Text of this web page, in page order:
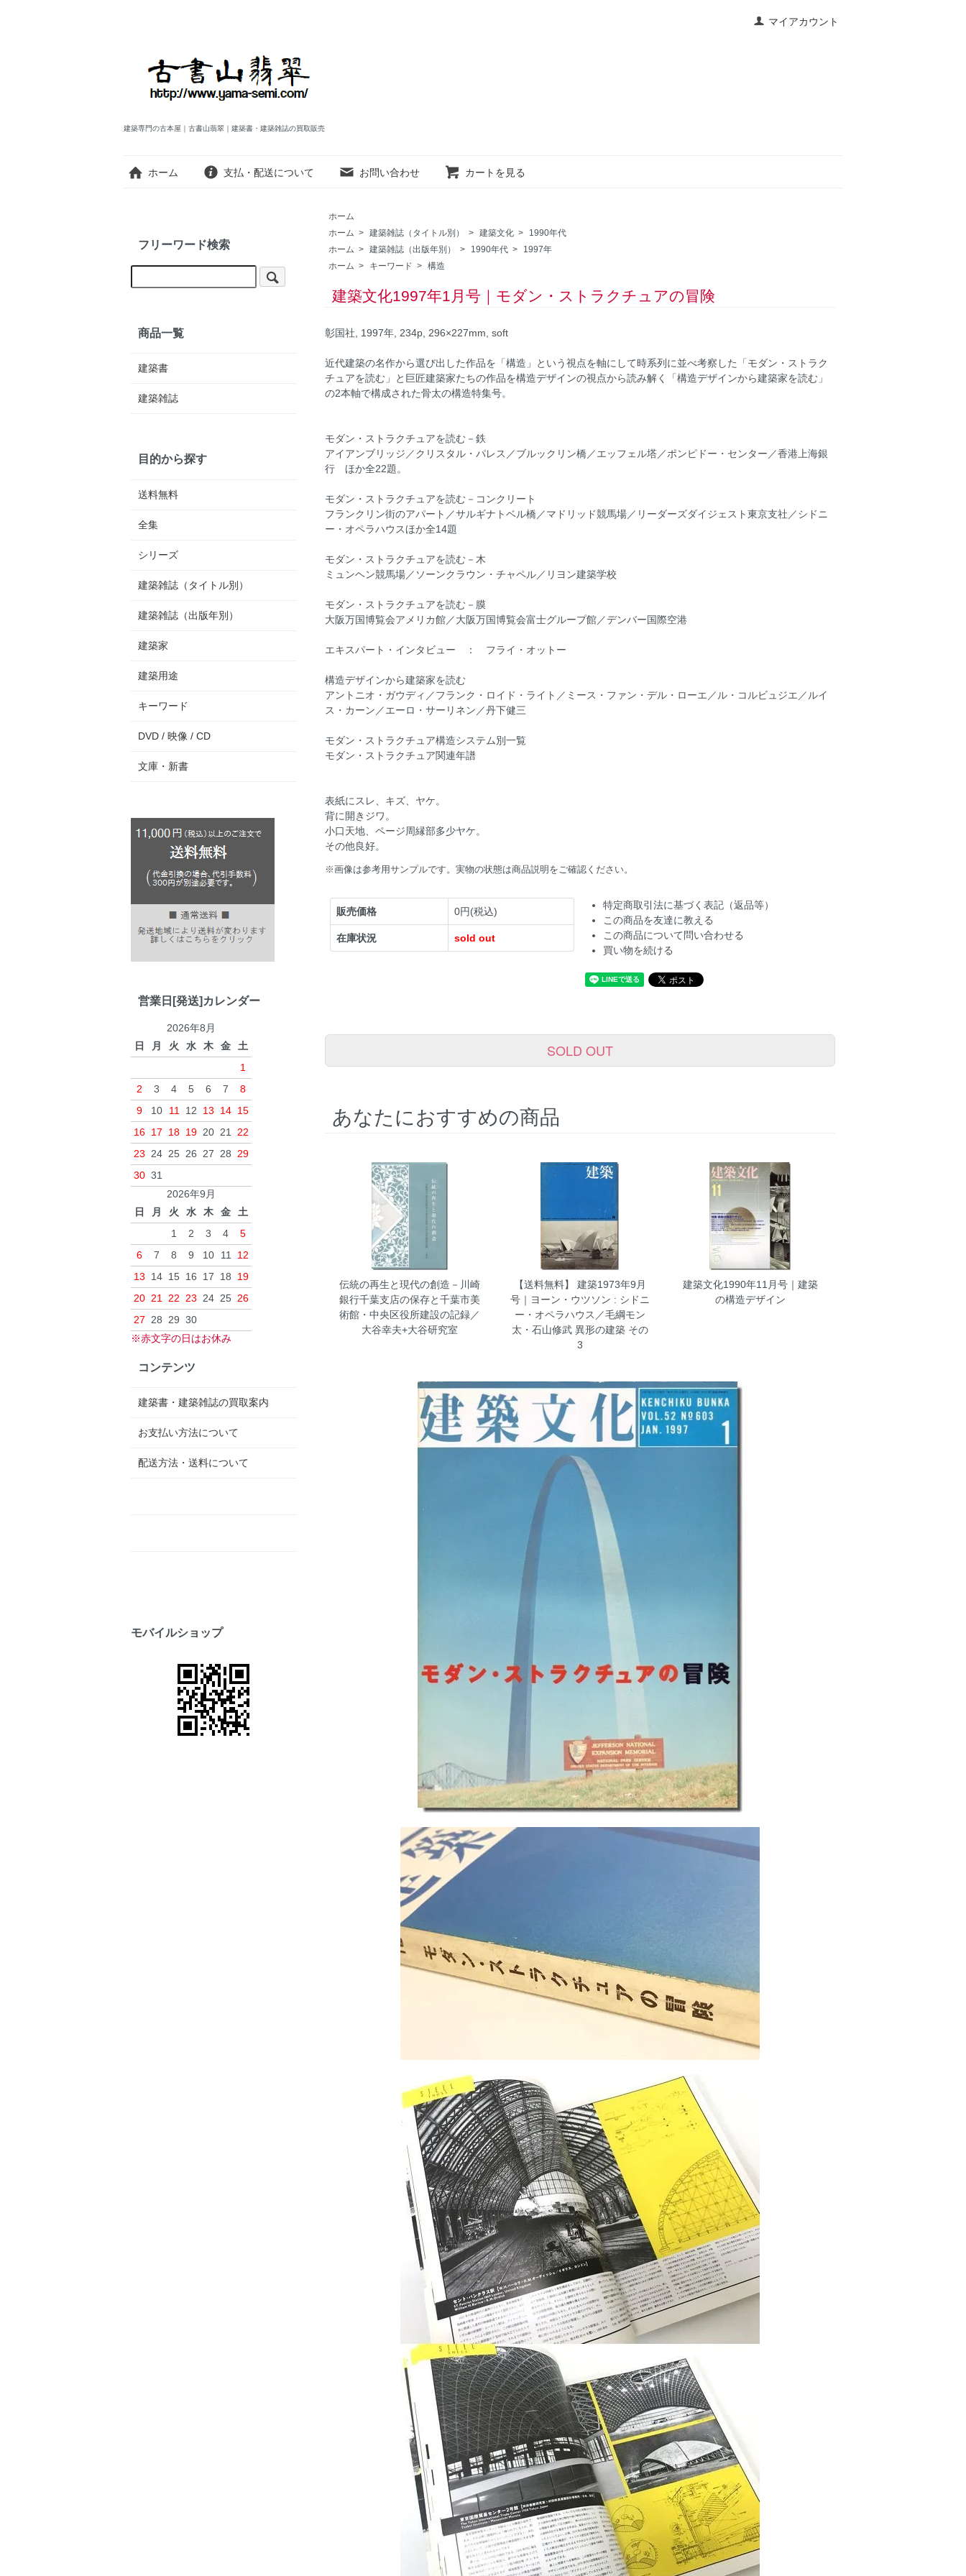
マイアカウント
建築専門の古本屋｜古書山翡翠｜建築書・建築雑誌の買取販売
ホーム 支払・配送について お問い合わせ カートを見る
ホーム
ホーム > 建築雑誌（タイトル別） > 建築文化 >
1990年代
ホーム > 建築雑誌（出版年別） > 1990年代 >
1997年
ホーム > キーワード > 構造
建築文化1997年1月号｜モダン・ストラクチュアの冒険
彰国社, 1997年, 234p, 296×227mm, soft
近代建築の名作から選び出した作品を「構造」という視点を軸にして時系列に並べ考察した「モダン・ストラク
チュアを読む」と巨匠建築家たちの作品を構造デザインの視点から読み解く「構造デザインから建築家を読む」
の2本軸で構成された骨太の構造特集号。
モダン・ストラクチュアを読む－鉄
アイアンブリッジ／クリスタル・パレス／ブルックリン橋／エッフェル塔／ポンピドー・センター／香港上海銀
行 ほか全22題。
モダン・ストラクチュアを読む－コンクリート
フランクリン街のアパート／サルギナトベル橋／マドリッド競馬場／リーダーズダイジェスト東京支社／シドニ
ー・オペラハウスほか全14題
モダン・ストラクチュアを読む－木
ミュンヘン競馬場／ソーンクラウン・チャペル／リヨン建築学校
モダン・ストラクチュアを読む－膜
大阪万国博覧会アメリカ館／大阪万国博覧会富士グループ館／デンバー国際空港
エキスパート・インタビュー ： フライ・オットー
構造デザインから建築家を読む
アントニオ・ガウディ／フランク・ロイド・ライト／ミース・ファン・デル・ローエ／ル・コルビュジエ／ルイ
ス・カーン／エーロ・サーリネン／丹下健三
モダン・ストラクチュア構造システム別一覧
モダン・ストラクチュア関連年譜
表紙にスレ、キズ、ヤケ。
背に開きジワ。
小口天地、ページ周縁部多少ヤケ。
その他良好。
※画像は参考用サンプルです。実物の状態は商品説明をご確認ください。
販売価格 0円(税込)
在庫状況 sold out
特定商取引法に基づく表記（返品等）
この商品を友達に教える
この商品について問い合わせる
買い物を続ける
SOLD OUT
あなたにおすすめの商品
伝統の再生と現代の創造－川崎
銀行千葉支店の保存と千葉市美
術館・中央区役所建設の記録／
大谷幸夫+大谷研究室
【送料無料】 建築1973年9月
号｜ヨーン・ウツソン : シドニ
ー・オペラハウス／毛綱モン
太・石山修武 異形の建築 その
3
建築文化1990年11月号｜建築
の構造デザイン
フリーワード検索
商品一覧
建築書
建築雑誌
目的から探す
送料無料
全集
シリーズ
建築雑誌（タイトル別）
建築雑誌（出版年別）
建築家
建築用途
キーワード
DVD / 映像 / CD
文庫・新書
営業日[発送]カレンダー
2026年8月
日
月 火 水 木 金
土
1
2
3 4 5 6 7
8
9
10 11 12 13 14 15
16 17 18 19 20 21 22
23 24 25 26 27 28 29
30 31
2026年9月
日
月 火 水 木 金
土
1
2 3 4
5
6
7 8 9 10 11
12
13
14 15 16 17 18
19
20 21 22 23 24 25 26
27 28 29 30
※赤文字の日はお休み
コンテンツ
建築書・建築雑誌の買取案内
お支払い方法について
配送方法・送料について
モバイルショップ